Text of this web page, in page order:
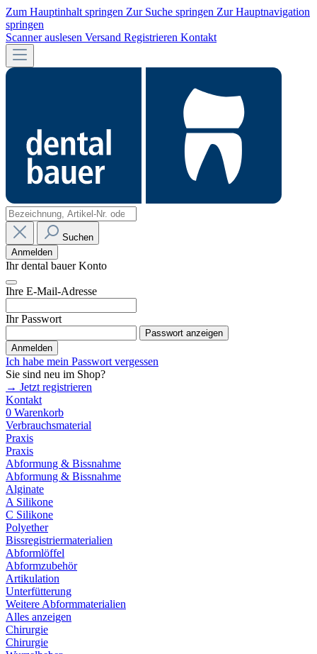
Zum Hauptinhalt springen Zur Suche springen Zur Hauptnavigation
springen
Scanner auslesen Versand Registrieren Kontakt
Suchen
Anmelden
Ihr dental bauer Konto
Ihre E-Mail-Adresse
Ihr Passwort
Passwort anzeigen
Anmelden
Ich habe mein Passwort vergessen
Sie sind neu im Shop?
→ Jetzt registrieren
Kontakt
0 Warenkorb
Verbrauchsmaterial
Praxis
Praxis
Abformung & Bissnahme
Abformung & Bissnahme
Alginate
A Silikone
C Silikone
Polyether
Bissregistriermaterialien
Abformlöffel
Abformzubehör
Artikulation
Unterfütterung
Weitere Abformmaterialien
Alles anzeigen
Chirurgie
Chirurgie